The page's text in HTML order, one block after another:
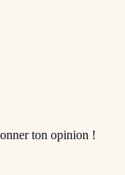
ton opinion !